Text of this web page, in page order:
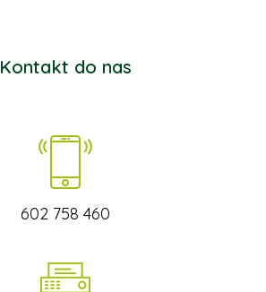
Kontakt do nas
602 758 460